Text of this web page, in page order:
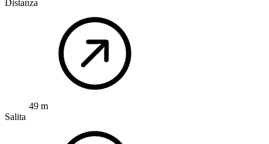
Distanza
49 m
Salita